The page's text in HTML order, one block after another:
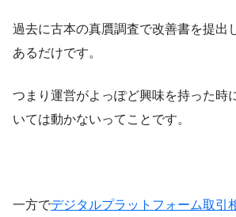
過去に古本の真贋調査で改善書を提出
あるだけです。
つまり運営がよっぽど興味を持った時
いては動かないってことです。
一方でデジタルプラットフォーム取引